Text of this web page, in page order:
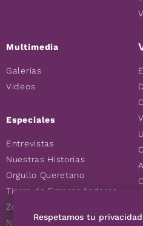
Multimedia
Galerías
Videos
Especiales
Entrevistas
Nuestras Historias
Orgullo Queretano
Tierra de Emprendedores
Zoociales
Nuevos Queretanos
Respetamos tu privacidad